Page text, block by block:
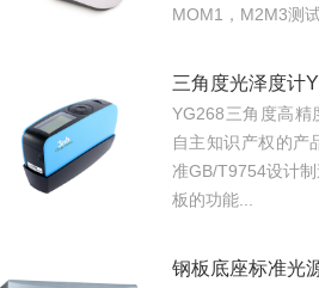
MOM1，M2M3测
三角度光泽度计
YG268三角度高精
自主知识产权的产
准GB/T9754设计
板的功能...
钢板底座标准光